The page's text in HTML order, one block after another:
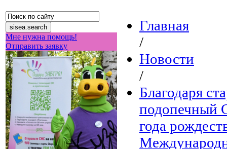
Мне нужна помощь!
Отправить заявку
Главная
/
Новости
/
Благодаря
подопечный
года